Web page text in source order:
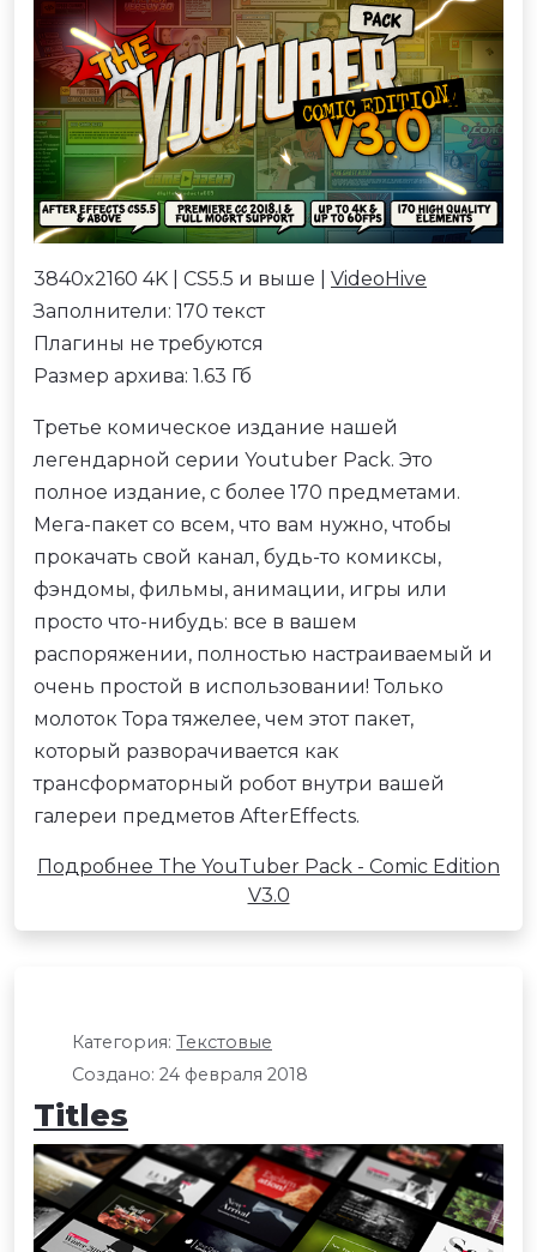
3840x2160 4K | CS5.5 и выше | VideoHive
Заполнители: 170 текст
Плагины не требуются
Размер архива: 1.63 Гб
Третье комическое издание нашей
легендарной серии Youtuber Pack. Это
полное издание, с более 170 предметами.
Мега-пакет со всем, что вам нужно, чтобы
прокачать свой канал, будь-то комиксы,
фэндомы, фильмы, анимации, игры или
просто что-нибудь: все в вашем
распоряжении, полностью настраиваемый и
очень простой в использовании! Только
молоток Тора тяжелее, чем этот пакет,
который разворачивается как
трансформаторный робот внутри вашей
галереи предметов AfterEffects.
Подробнее The YouTuber Pack - Comic Edition
V3.0
Категория: Текстовые
Создано: 24 февраля 2018
Titles